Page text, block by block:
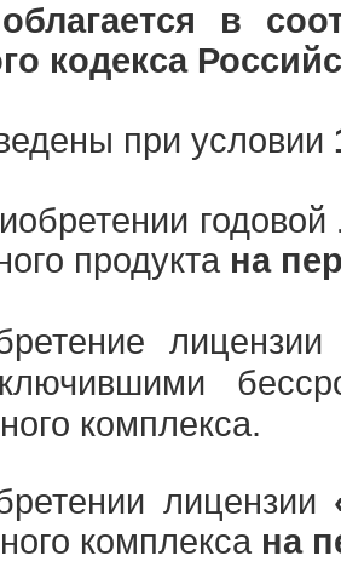
в
кодекса
при условии
годовой
продукта на
комплекса.
лицензии
комплекса на